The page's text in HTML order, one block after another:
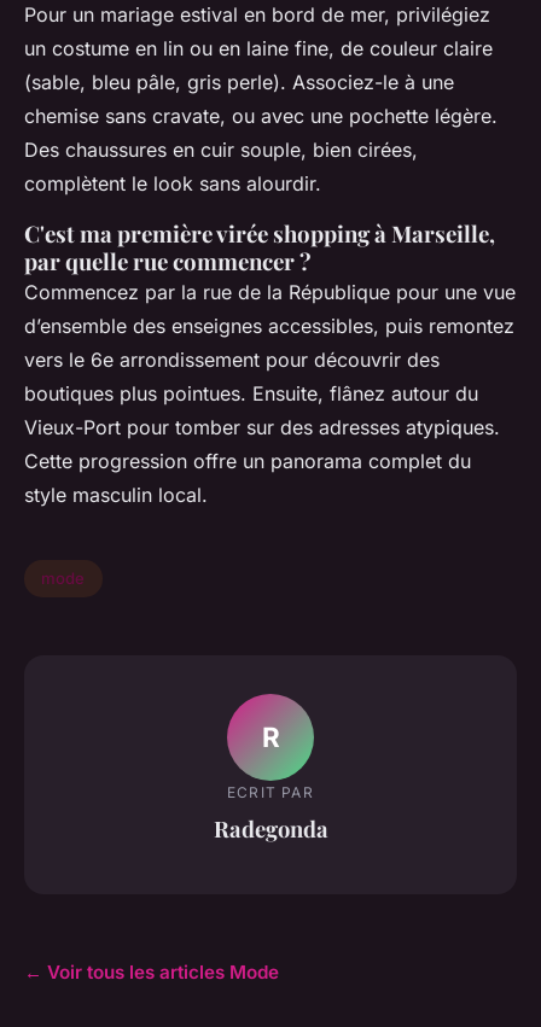
Pour un mariage estival en bord de mer, privilégiez
un costume en lin ou en laine fine, de couleur claire
(sable, bleu pâle, gris perle). Associez-le à une
chemise sans cravate, ou avec une pochette légère.
Des chaussures en cuir souple, bien cirées,
complètent le look sans alourdir.
C'est ma première virée shopping à Marseille,
par quelle rue commencer ?
Commencez par la rue de la République pour une vue
d’ensemble des enseignes accessibles, puis remontez
vers le 6e arrondissement pour découvrir des
boutiques plus pointues. Ensuite, flânez autour du
Vieux-Port pour tomber sur des adresses atypiques.
Cette progression offre un panorama complet du
style masculin local.
mode
R
ECRIT PAR
Radegonda
← Voir tous les articles Mode